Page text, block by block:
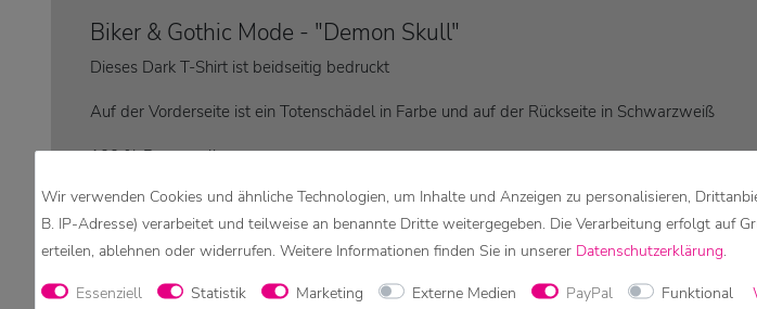
Biker & Gothic Mode - "Demon Skull"
Dieses Dark T-Shirt ist beidseitig bedruckt
Auf der Vorderseite ist ein Totenschädel in Farbe und auf der Rückseite in Schwarzweiß
100 % Baumwolle
Mit hochwertigem beständigem Druck
Behält auch nach vielem Waschen noch Form und Farbe!!!
Achtung:
Wir verwenden Cookies und ähnliche Technologien, um Inhalte und Anzeigen zu personalisieren,
B. IP-Adresse) verarbeitet und teilweise an benannte Dritte weitergegeben. Die Verarbeitung erfolgt auf
erteilen, ablehnen oder widerrufen. Weitere Informationen finden Sie in unserer Daten­schutz­erklärung.
Essenziell Statistik Marketing Externe Medien PayPal Funktional